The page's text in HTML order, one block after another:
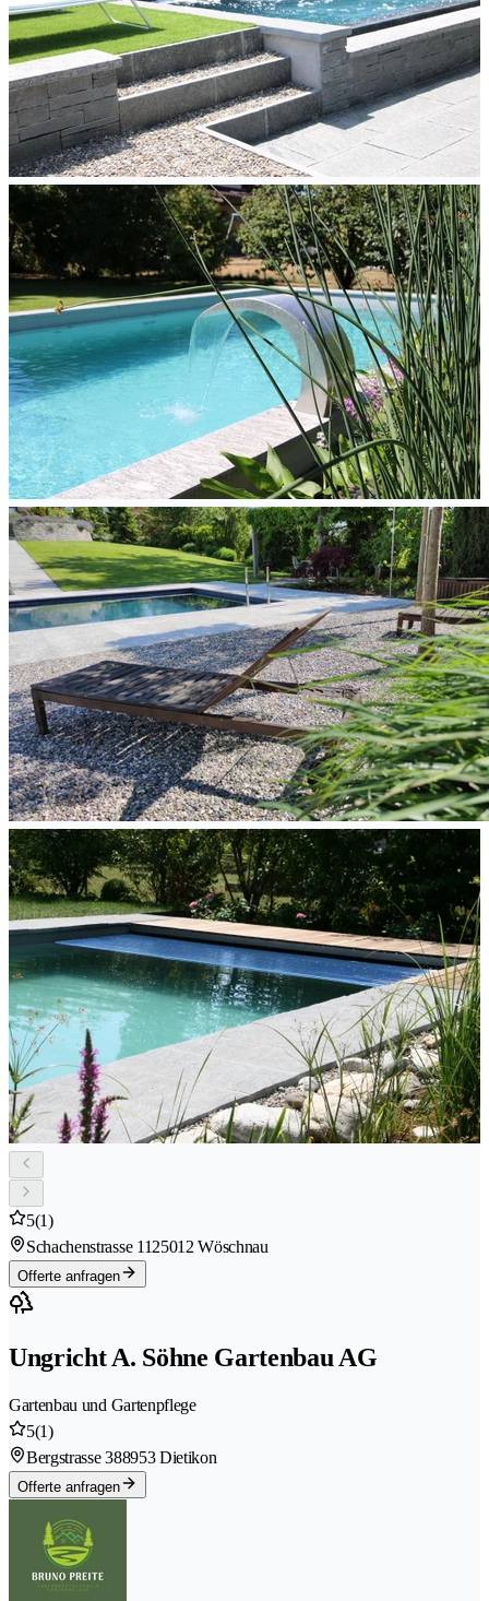
5(1)
Schachenstrasse 1125012 Wöschnau
Offerte anfragen
Ungricht A. Söhne Gartenbau AG
Gartenbau und Gartenpflege
5(1)
Bergstrasse 388953 Dietikon
Offerte anfragen